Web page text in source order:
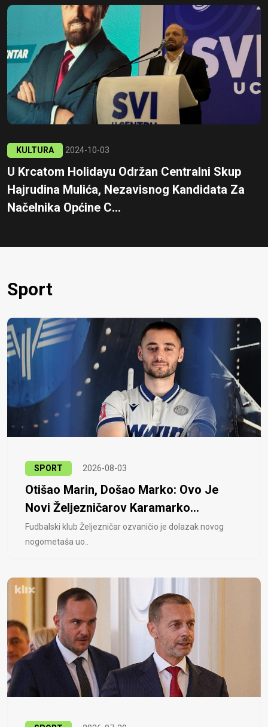
KULTURA 2024-10-03
U Krcatom Holidayu Održan Centralni Skup
Hajrudina Mulića, Nezavisnog Kandidata Za
Načelnika Općine C...
Sport
SPORT 2026-08-03
Otišao Marin, Došao Marko: Ovo Je
Novi Željezničarov Karamarko...
Fudbalski klub Željezničar ozvaničio je dolazak novog
nogometaša uo..